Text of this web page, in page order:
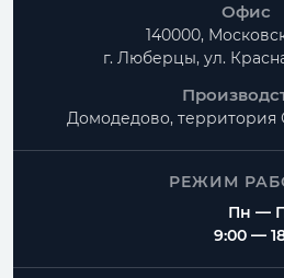
Офис
140000,
г. Люберцы, ул.
Домодедово, территория
РЕЖИМ
Пн —
9:00 —